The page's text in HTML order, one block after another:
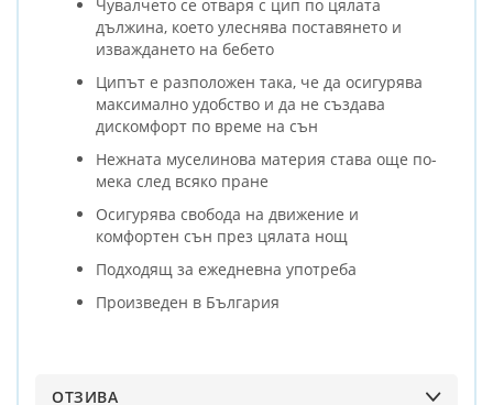
Чувалчето се отваря с цип по цялата
дължина, което улеснява поставянето и
изваждането на бебето
Ципът е разположен така, че да осигурява
максимално удобство и да не създава
дискомфорт по време на сън
Нежната муселинова материя става още по-
мека след всяко пране
Осигурява свобода на движение и
комфортен сън през цялата нощ
Подходящ за ежедневна употреба
Произведен в България
ОТЗИВА